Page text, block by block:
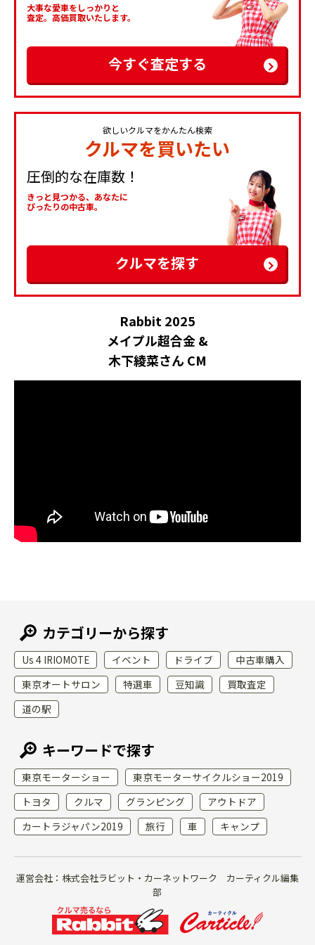
大事な愛車をしっかりと
査定。高価買取いたします。
今すぐ査定する
欲しいクルマをかんたん検索
クルマを買いたい
圧倒的な在庫数！
きっと見つかる、あなたに
ぴったりの中古車。
クルマを探す
Rabbit 2025
メイプル超合金 &
木下綾菜さん CM
カテゴリーから探す
Us 4 IRIOMOTE イベント ドライブ
中古車購入
東京オートサロン
特選車 豆知識
買取査定
道の駅
キーワードで探す
東京モーターショー
東京モーターサイクルショー2019
トヨタ
クルマ グランピング
アウトドア
カートラジャパン2019
旅行 車 キャンプ
運営会社：株式会社ラビット・カーネットワーク カーティクル編集
部